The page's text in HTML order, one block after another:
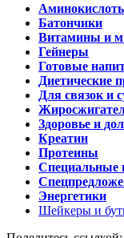
Батончики
Витамины и
Гейнеры
Готовые
Диетические
Для связок и
Здоровье и
Креатин
Протеины
Специальные
Энергетики
Шейкеры и